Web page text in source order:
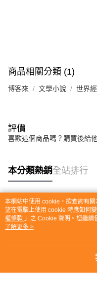
商品相關分類 (1)
博客來 文學小說 世界
評價
喜歡這個商品嗎？購買後給
本分類熱銷全站排行
熱門標籤
本網站中使用 cookie，欲查詢有
望在電腦上使用 cookie 時應如何
權條款 」之 Cookie 聲明。您繼
用條款之 Cookie 聲明使用 cookie。
了解更多 >